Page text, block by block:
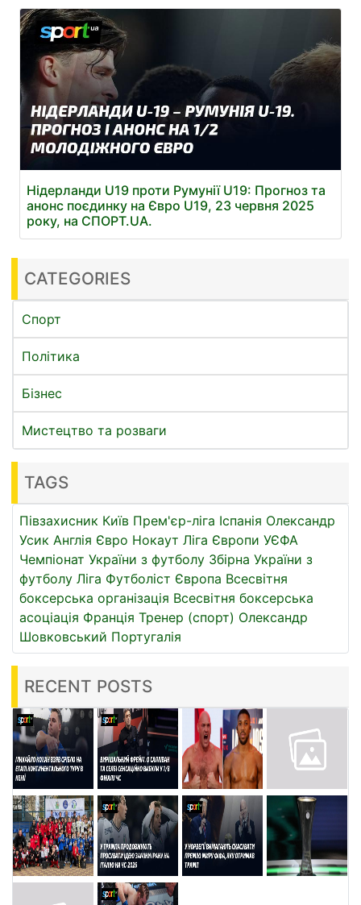
Нідерланди U19 проти Румунії U19: Прогноз та
анонс поєдинку на Євро U19, 23 червня 2025
року, на СПОРТ.UA.
CATEGORIES
Спорт
Політика
Бізнес
Мистецтво та розваги
TAGS
Півзахисник Київ Прем'єр-ліга Іспанія Олександр
Усик Англія Євро Нокаут Ліга Європи УЄФА
Чемпіонат України з футболу Збірна України з
футболу Ліга Футболіст Європа Всесвітня
боксерська організація Всесвітня боксерська
асоціація Франція Тренер (спорт) Олександр
Шовковський Португалія
RECENT POSTS